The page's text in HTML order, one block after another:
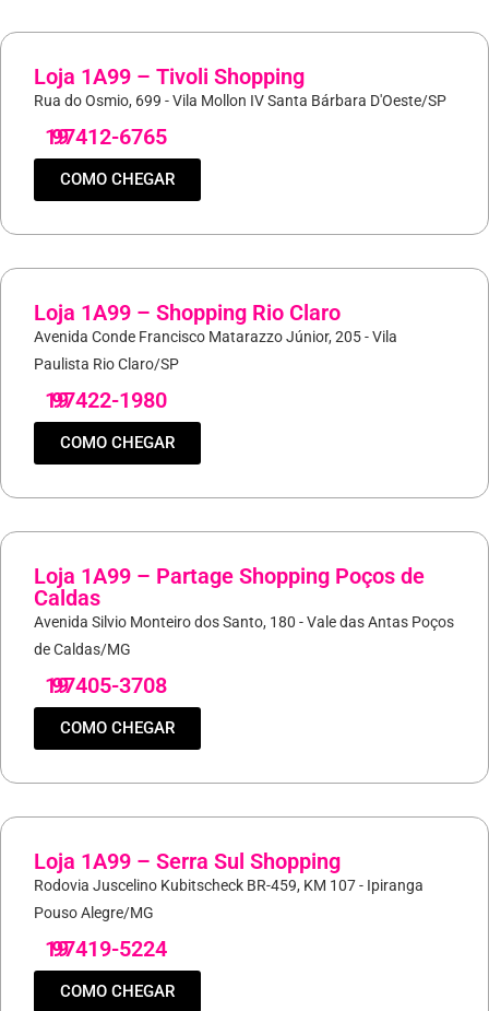
Loja 1A99 – Tivoli Shopping
Rua do Osmio, 699 - Vila Mollon IV Santa Bárbara D'Oeste/SP
19
97412-6765
COMO CHEGAR
Loja 1A99 – Shopping Rio Claro
Avenida Conde Francisco Matarazzo Júnior, 205 - Vila
Paulista Rio Claro/SP
19
97422-1980
COMO CHEGAR
Loja 1A99 – Partage Shopping Poços de
Caldas
Avenida Silvio Monteiro dos Santo, 180 - Vale das Antas Poços
de Caldas/MG
19
97405-3708
COMO CHEGAR
Loja 1A99 – Serra Sul Shopping
Rodovia Juscelino Kubitscheck BR-459, KM 107 - Ipiranga
Pouso Alegre/MG
19
97419-5224
COMO CHEGAR